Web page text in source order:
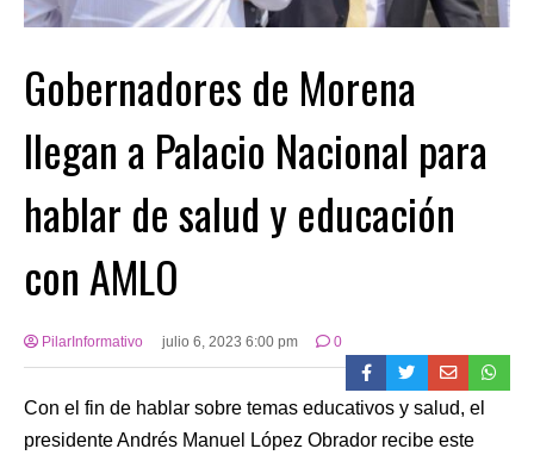
Gobernadores de Morena
llegan a Palacio Nacional para
hablar de salud y educación
con AMLO
PilarInformativo julio 6, 2023 6:00 pm 0
Con el fin de hablar sobre temas educativos y salud, el
presidente Andrés Manuel López Obrador recibe este